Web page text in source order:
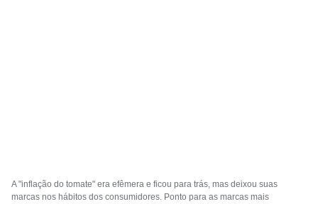
A "inflação do tomate" era efêmera e ficou para trás, mas deixou suas
marcas nos hábitos dos consumidores. Ponto para as marcas mais